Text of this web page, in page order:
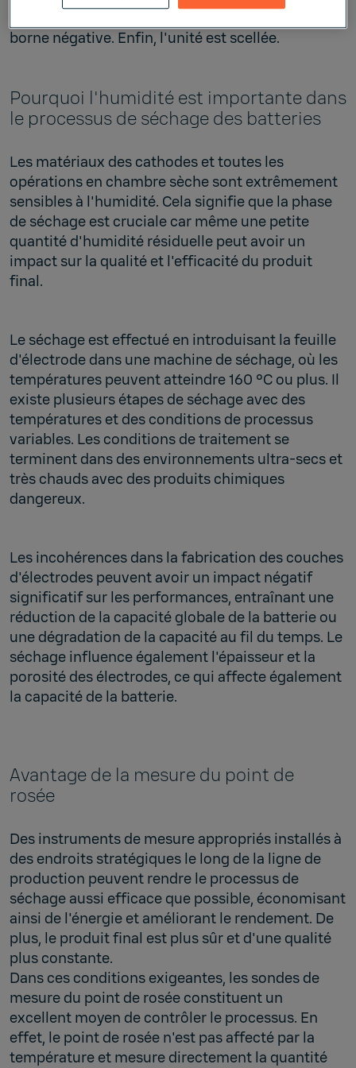
borne négative. Enfin, l'unité est scellée.
Pourquoi l'humidité est importante dans
le processus de séchage des batteries
Les matériaux des cathodes et toutes les
opérations en chambre sèche sont extrêmement
sensibles à l'humidité. Cela signifie que la phase
de séchage est cruciale car même une petite
quantité d'humidité résiduelle peut avoir un
impact sur la qualité et l'efficacité du produit
final.
Le séchage est effectué en introduisant la feuille
d'électrode dans une machine de séchage, où les
températures peuvent atteindre 160 °C ou plus. Il
existe plusieurs étapes de séchage avec des
températures et des conditions de processus
variables. Les conditions de traitement se
terminent dans des environnements ultra-secs et
très chauds avec des produits chimiques
dangereux.
Les incohérences dans la fabrication des couches
d'électrodes peuvent avoir un impact négatif
significatif sur les performances, entraînant une
réduction de la capacité globale de la batterie ou
une dégradation de la capacité au fil du temps. Le
séchage influence également l'épaisseur et la
porosité des électrodes, ce qui affecte également
la capacité de la batterie.
Avantage de la mesure du point de
rosée
Des instruments de mesure appropriés installés à
des endroits stratégiques le long de la ligne de
production peuvent rendre le processus de
séchage aussi efficace que possible, économisant
ainsi de l'énergie et améliorant le rendement. De
plus, le produit final est plus sûr et d'une qualité
plus constante.
Dans ces conditions exigeantes, les sondes de
mesure du point de rosée constituent un
excellent moyen de contrôler le processus. En
effet, le point de rosée n'est pas affecté par la
température et mesure directement la quantité